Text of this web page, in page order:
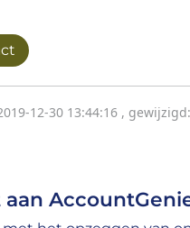
12-30 13:44:16 ,
aan